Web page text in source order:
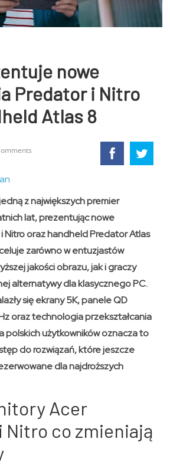
nowe
Predator i Nitro
Atlas 8
z największych premier
lat, prezentując nowe
Nitro oraz handheld Predator Atlas
zarówno w entuzjastów
jakości obrazu, jak i graczy
alternatywy dla klasycznego PC.
się ekrany 5K, panele QD
oraz technologia przekształcania
polskich użytkowników oznacza to
do rozwiązań, które jeszcze
dla najdroższych
Acer
Nitro co zmieniają